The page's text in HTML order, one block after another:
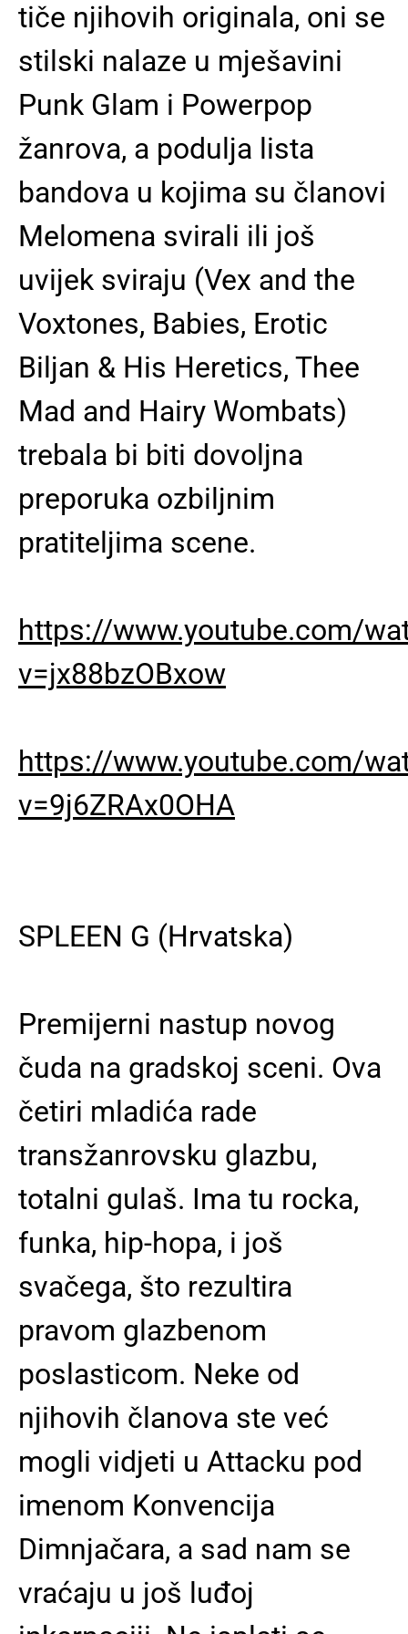
tiče njihovih originala, oni se
stilski nalaze u mješavini
Punk Glam i Powerpop
žanrova, a podulja lista
bandova u kojima su članovi
Melomena svirali ili još
uvijek sviraju (Vex and the
Voxtones, Babies, Erotic
Biljan & His Heretics, Thee
Mad and Hairy Wombats)
trebala bi biti dovoljna
preporuka ozbiljnim
pratiteljima scene.
https://www.youtube.com/
v=jx88bzOBxow
https://www.youtube.com/
v=9j6ZRAx0OHA
SPLEEN G (Hrvatska)
Premijerni nastup novog
čuda na gradskoj sceni. Ova
četiri mladića rade
transžanrovsku glazbu,
totalni gulaš. Ima tu rocka,
funka, hip-hopa, i još
svačega, što rezultira
pravom glazbenom
poslasticom. Neke od
njihovih članova ste već
mogli vidjeti u Attacku pod
imenom Konvencija
Dimnjačara, a sad nam se
vraćaju u još luđoj